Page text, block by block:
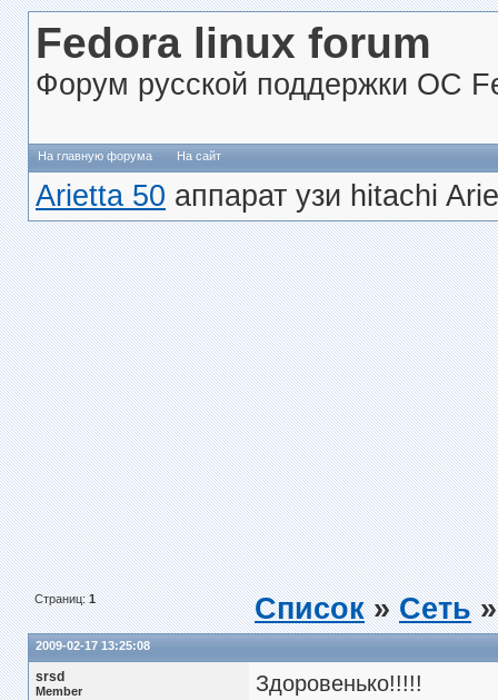
Fedora linux forum
Форум русской поддержки ОС
На главную форума На сайт
Arietta 50 аппарат узи hitachi
Страниц:1 Список»Сеть»
2009-02-17 13:25:08
srsd
Member
Здоровенько!!!!!